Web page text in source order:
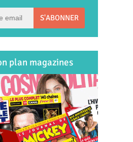
S'ABONNER
plan magazines